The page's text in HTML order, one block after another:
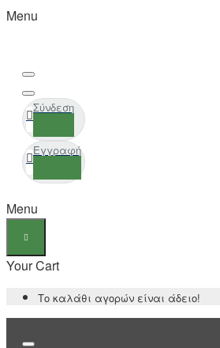
Menu
Σύνδεση
Εγγραφή
Menu
Your Cart
Το καλάθι αγορών είναι άδειο!